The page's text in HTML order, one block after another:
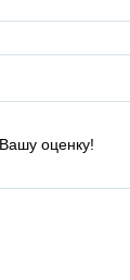
оценку!